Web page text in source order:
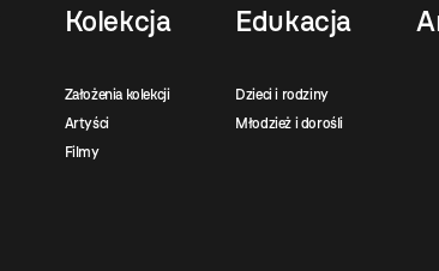
Kolekcja
Założenia kolekcji
Artyści
Filmy
Edukacja
Dzieci i rodziny
Młodzież i dorośli